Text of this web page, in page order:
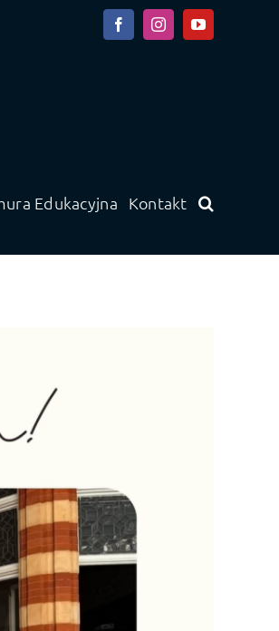
FacebookInstagramYouTube
Edukacyjna Kontakt